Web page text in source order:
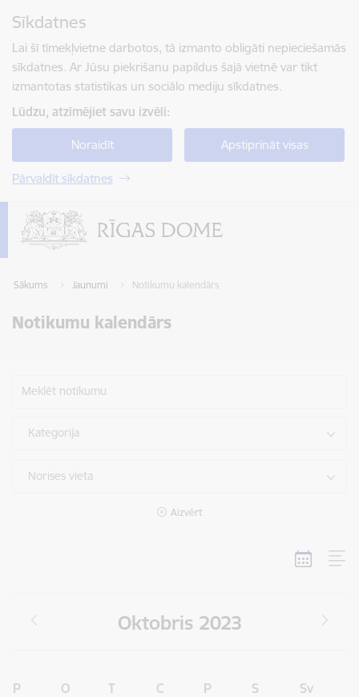
Sīkdatnes
Lai šī tīmekļvietne darbotos, tā izmanto obligāti nepieciešamās
sīkdatnes. Ar Jūsu piekrišanu papildus šajā vietnē var tikt
izmantotas statistikas un sociālo mediju sīkdatnes.
Lūdzu, atzīmējiet savu izvēli:
Noraidīt Apstiprināt visas
Pārvaldīt sīkdatnes
Sākums Jaunumi Notikumu kalendārs
Notikumu kalendārs
Meklēt notikumu
Kategorija
Norises vieta
Aizvērt
Oktobris 2023
P O T C P S
Sv